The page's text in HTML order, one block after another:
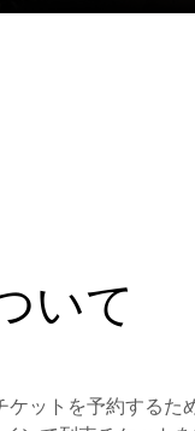
いて
ットを予約する